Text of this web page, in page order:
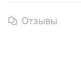
Отзывы